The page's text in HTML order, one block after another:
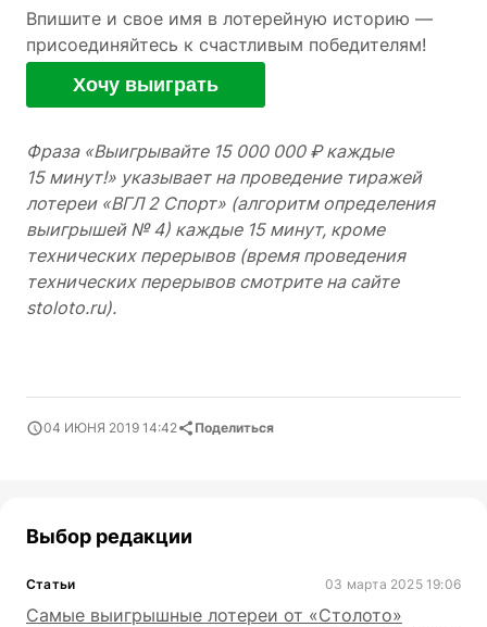
Впишите и свое имя в лотерейную историю —
присоединяйтесь к счастливым победителям!
Хочу выиграть
Фраза «Выигрывайте 15 000 000 ₽ каждые
15 минут!» указывает на проведение тиражей
лотереи «ВГЛ 2 Спорт» (алгоритм определения
выигрышей № 4) каждые 15 минут, кроме
технических перерывов (время проведения
технических перерывов смотрите на сайте
stoloto.ru).
04 ИЮНЯ 2019 14:42 Поделиться
Выбор редакции
Статьи 03 марта 2025 19:06
Самые выигрышные лотереи от «Столото»